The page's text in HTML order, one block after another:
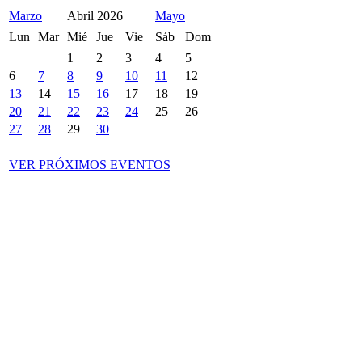
Marzo Abril 2026
Mayo
Lun
Mar Mié Jue Vie Sáb
Dom
1
2 3 4
5
6
7 8 9 10 11
12
13
14 15 16 17 18
19
20
21 22 23 24 25
26
27
28 29 30
VER PRÓXIMOS EVENTOS